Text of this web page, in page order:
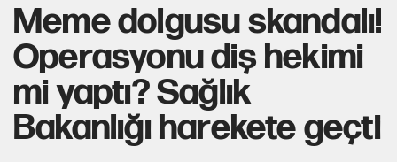
Meme dolgusu skandalı!
Operasyonu diş hekimi
mi yaptı? Sağlık
Bakanlığı harekete geçti